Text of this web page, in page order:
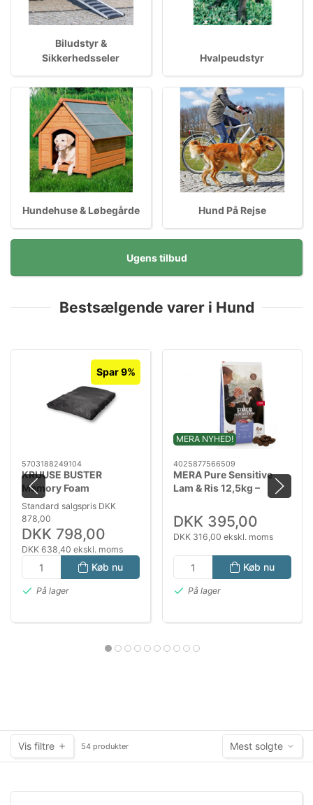
Biludstyr &
Sikkerhedsseler
Hvalpeudstyr
Hundehuse & Løbegårde Hund På Rejse
Ugens tilbud
Bestsælgende varer i Hund
Spar 9%
5703188249104
KRUUSE BUSTER
Memory Foam
Hundeseng 100 x 70 cm
Grå – Ortopædisk
Hundemadras
Standard salgspris DKK
878,00
DKK 798,00
DKK 638,40 ekskl. moms
Køb nu
På lager
MERA NYHED!
4025877566509
MERA Pure Sensitive
Lam & Ris 12,5kg –
Hundefoder til Følsom
Fordøjelse
DKK 395,00
DKK 316,00 ekskl. moms
Køb nu
På lager
Vis filtre 54 produkter Mest solgte